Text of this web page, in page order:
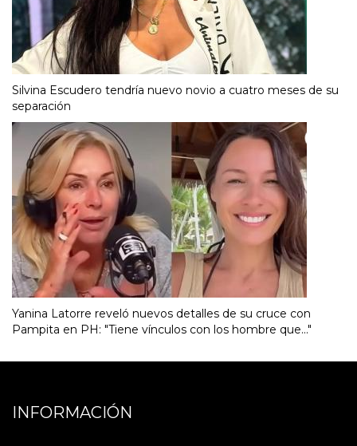
Silvina Escudero tendría nuevo novio a cuatro meses de su
separación
Yanina Latorre reveló nuevos detalles de su cruce con
Pampita en PH: "Tiene vínculos con los hombre que..."
INFORMACIÓN